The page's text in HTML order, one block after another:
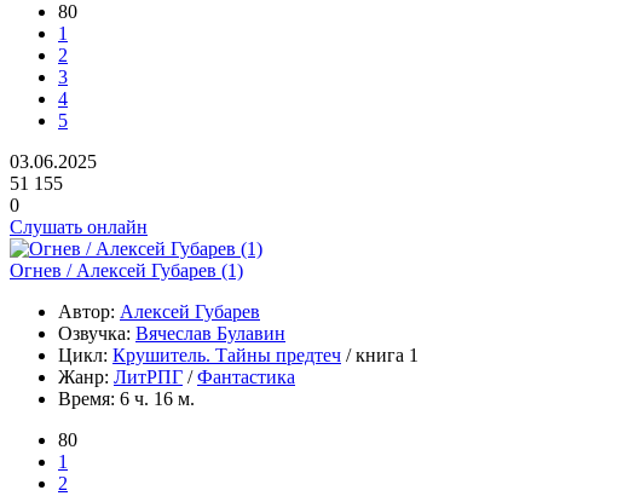
80
1
2
3
4
5
03.06.2025
51 155
0
Слушать онлайн
Огнев / Алексей Губарев (1)
Автор: Алексей Губарев
Озвучка: Вячеслав Булавин
Цикл: Крушитель. Тайны предтеч / книга 1
Жанр: ЛитРПГ /Фантастика
Время: 6 ч. 16 м.
80
1
2